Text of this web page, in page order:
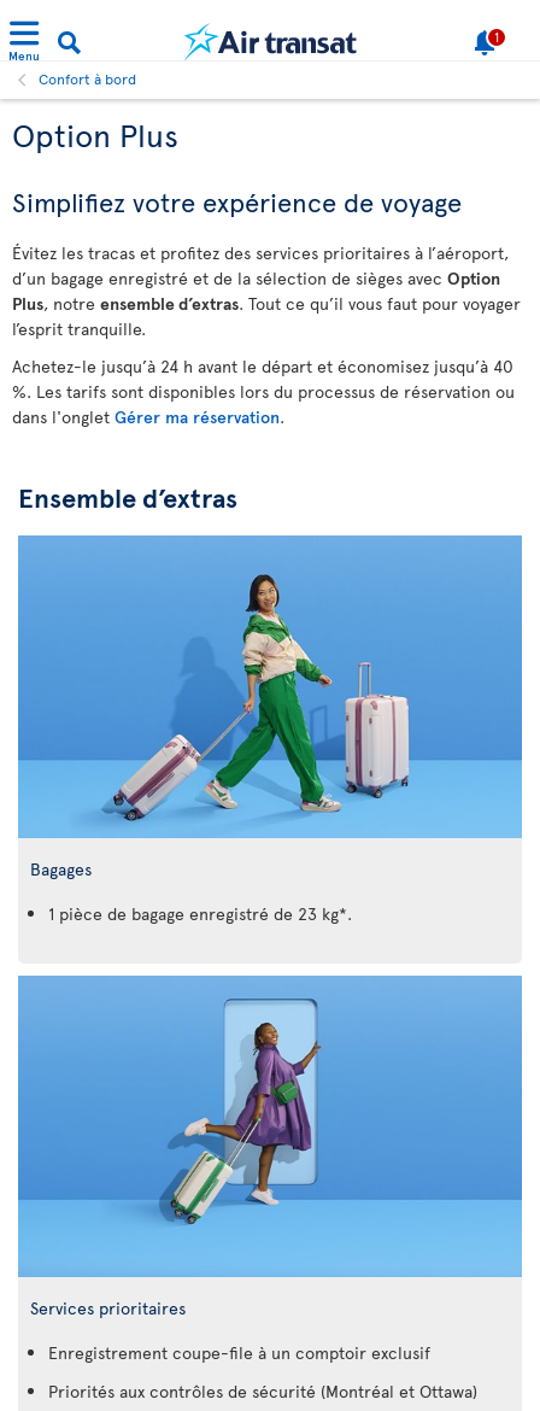
Menu
1
Confort à bord
Option Plus
Simplifiez votre expérience de voyage
Évitez les tracas et profitez des services prioritaires à l’aéroport,
d’un bagage enregistré et de la sélection de sièges avec Option
Plus, notre ensemble d’extras. Tout ce qu’il vous faut pour voyager
l’esprit tranquille.
Achetez-le jusqu’à 24 h avant le départ et économisez jusqu’à 40
%. Les tarifs sont disponibles lors du processus de réservation ou
dans l'onglet Gérer ma réservation.
Ensemble d’extras
Bagages
1 pièce de bagage enregistré de 23 kg*.
Services prioritaires
Enregistrement coupe-file à un comptoir exclusif
Priorités aux contrôles de sécurité (Montréal et Ottawa)